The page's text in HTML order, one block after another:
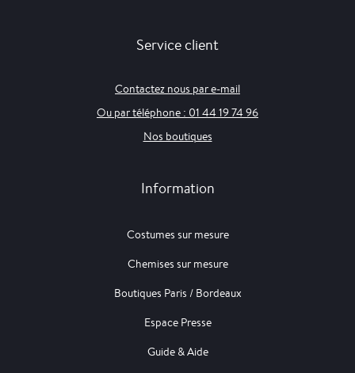
Service client
Contactez nous par e-mail
Ou par téléphone : 01 44 19 74 96
Nos boutiques
Information
Costumes sur mesure
Chemises sur mesure
Boutiques Paris / Bordeaux
Espace Presse
Guide & Aide